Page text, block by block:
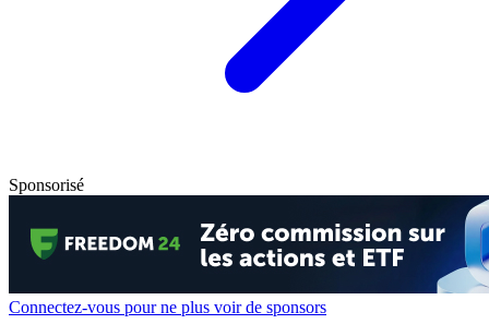
Sponsorisé
Connectez-vous pour ne plus voir de sponsors